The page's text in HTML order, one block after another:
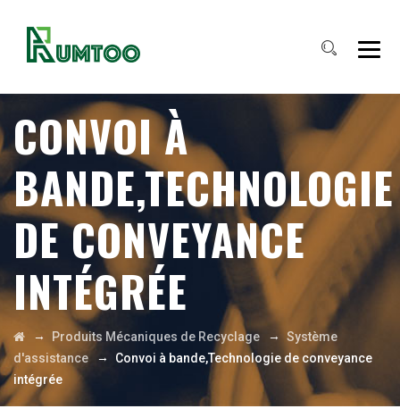
CONVOI À
BANDE,TECHNOLOGIE
DE CONVEYANCE
INTÉGRÉE
→ Produits Mécaniques de Recyclage → Système
d'assistance →
Convoi à bande,Technologie de conveyance
intégrée